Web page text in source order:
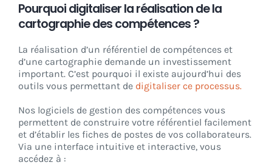
Pourquoi digitaliser la réalisation de la
cartographie des compétences ?
La réalisation d’un référentiel de compétences et
d’une cartographie demande un investissement
important. C’est pourquoi il existe aujourd’hui des
outils vous permettant de digitaliser ce processus.
Nos logiciels de gestion des compétences vous
permettent de construire votre référentiel facilement
et d’établir les fiches de postes de vos collaborateurs.
Via une interface intuitive et interactive, vous
accédez à :